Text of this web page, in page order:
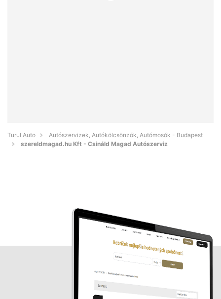
Turul Auto
Autószervizek, Autókölcsönzők, Autómosók - Budapest
szereldmagad.hu Kft - Csináld Magad Autószerviz